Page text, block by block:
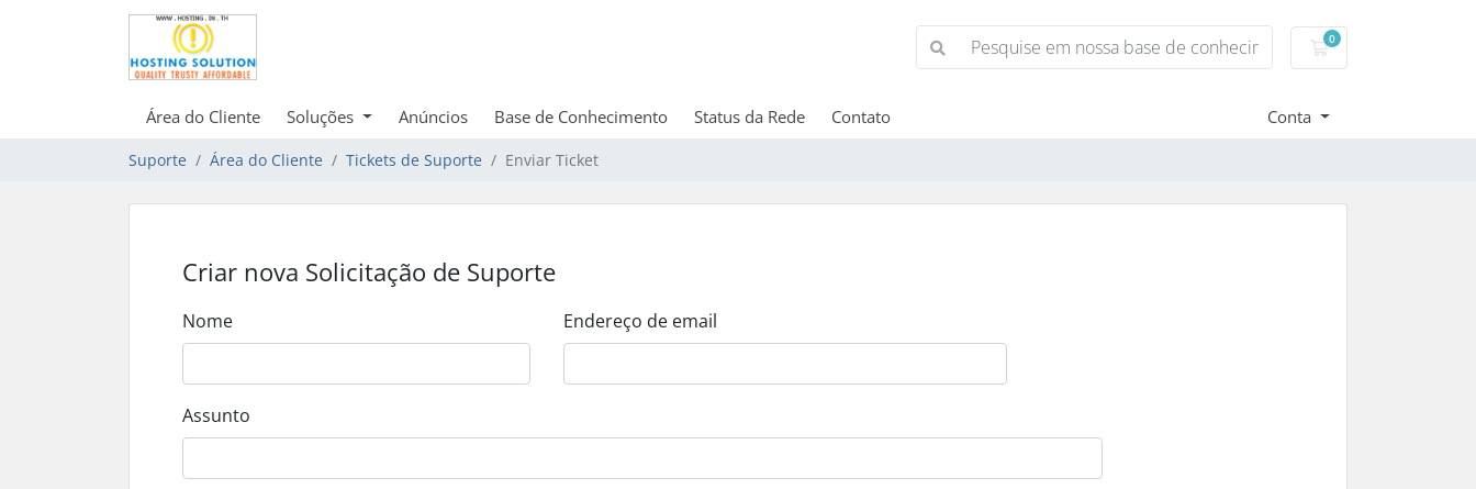
0
Carrinho de
Área do Cliente Soluções Anúncios Base de Conhecimento Status da Rede Contato Conta
Suporte Área do Cliente Tickets de Suporte Enviar Ticket
Criar nova Solicitação de Suporte
Nome Endereço de email
Assunto